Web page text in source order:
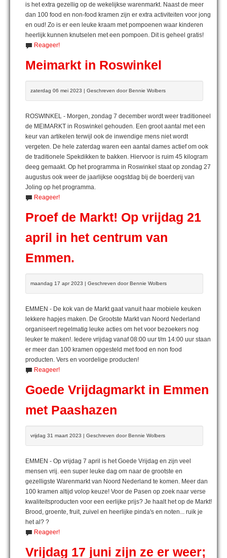
is het extra gezellig op de wekelijkse warenmarkt. Naast de meer
dan 100 food en non-food kramen zijn er extra activiteiten voor jong
en oud! Zo is er een leuke kraam met pompoenen waar kinderen
heerlijk kunnen knutselen met een pompoen. Dit is geheel gratis!
Reageer!
Meimarkt in Roswinkel
zaterdag 06 mei 2023 | Geschreven door Bennie Wolbers
ROSWINKEL - Morgen, zondag 7 december wordt weer traditioneel
de MEIMARKT in Roswinkel gehouden. Een groot aantal met een
keur van artikelen terwijl ook de inwendige mens niet wordt
vergeten. De hele zaterdag waren een aantal dames actief om ook
de traditionele Spekdikken te bakken. Hiervoor is ruim 45 kilogram
deeg gemaakt. Op het programma in Roswinkel staat op zondag 27
augustus ook weer de jaarlijkse oogstdag bij de boerderij van
Joling op het programma.
Reageer!
Proef de Markt! Op vrijdag 21
april in het centrum van
Emmen.
maandag 17 apr 2023 | Geschreven door Bennie Wolbers
EMMEN - De kok van de Markt gaat vanuit haar mobiele keuken
lekkere hapjes maken. De Grootste Markt van Noord Nederland
organiseert regelmatig leuke acties om het voor bezoekers nog
leuker te maken!. Iedere vrijdag vanaf 08:00 uur t/m 14:00 uur staan
er meer dan 100 kramen opgesteld met food en non food
producten. Vers en voordelige producten!
Reageer!
Goede Vrijdagmarkt in Emmen
met Paashazen
vrijdag 31 maart 2023 | Geschreven door Bennie Wolbers
EMMEN - Op vrijdag 7 april is het Goede Vrijdag en zijn veel
mensen vrij. een super leuke dag om naar de grootste en
gezelligste Warenmarkt van Noord Nederland te komen. Meer dan
100 kramen altijd volop keuze! Voor de Pasen op zoek naar verse
kwaliteitsproducten voor een eerlijke prijs? Je haalt het op de Markt!
Brood, groente, fruit, zuivel en heerlijke pinda's en noten... ruik je
het al? ?
Reageer!
Vrijdag 17 juni zijn ze er weer;